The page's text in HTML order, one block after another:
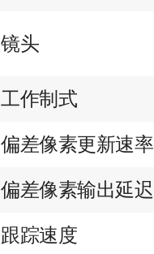
镜头
工作制式
偏差像素更新速率
偏差像素输出延迟
跟踪速度